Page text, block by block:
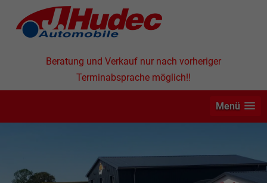
Beratung und Verkauf nur nach vorheriger
Terminabsprache möglich!!
Menü